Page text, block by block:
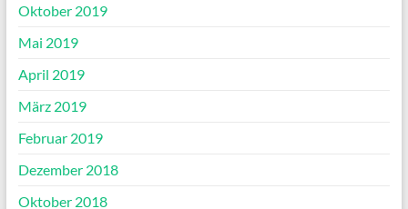
Oktober 2019
Mai 2019
April 2019
März 2019
Februar 2019
Dezember 2018
Oktober 2018